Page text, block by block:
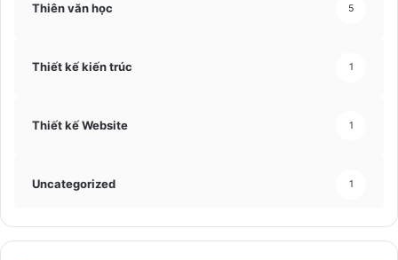
Thiên văn học 5
Thiết kế kiến trúc 1
Thiết kế Website 1
Uncategorized 1